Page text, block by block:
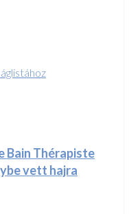
Bain Thérapiste
vett hajra